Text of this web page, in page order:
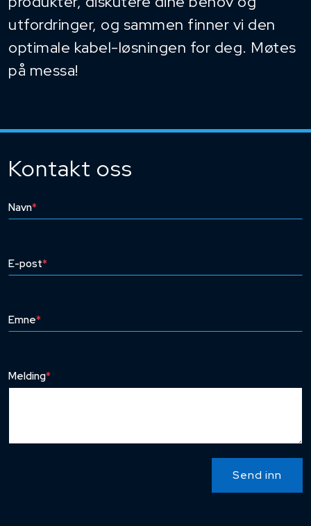
utfordringer, og sammen finner vi den
optimale kabel-løsningen for deg. Møtes
på messa!
Kontakt oss
Navn*
E-post*
Emne*
Melding*
Send inn